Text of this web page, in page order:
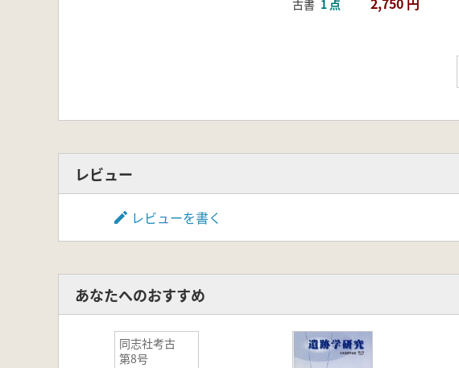
古書 1 点
レビュー
レビューを書く
あなたへのおすすめ
同志社考古
第8号